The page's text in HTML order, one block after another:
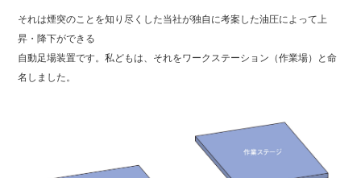
それは煙突のことを知り尽くした当社が独自に考案した油圧によって上
昇・降下ができる
自動足場装置です。私どもは、それをワークステーション（作業場）と命
名しました。